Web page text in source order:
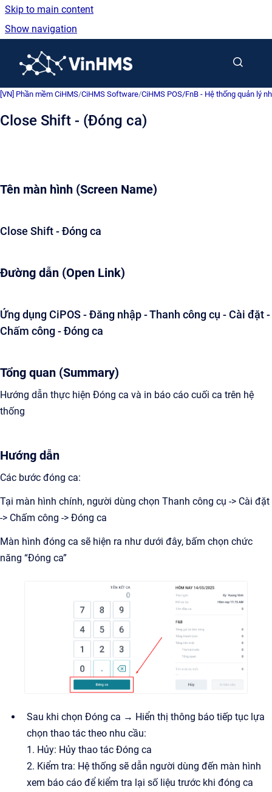
Skip to main content
Show navigation
[VN] Phần mềm CiHMS/CiHMS Software/CiHMS POS/FnB - Hệ thống quản lý
Close Shift - (Đóng ca)
Tên màn hình (Screen Name)
Close Shift - Đóng ca
Đường dẫn (Open Link)
Ứng dụng CiPOS - Đăng nhập - Thanh công cụ - Cài đặt -
Chấm công - Đóng ca
Tổng quan (Summary)
Hướng dẫn thực hiện Đóng ca và in báo cáo cuối ca trên hệ
thống
Hướng dẫn
Các bước đóng ca:
Tại màn hình chính, người dùng chọn Thanh công cụ -> Cài đặt
-> Chấm công -> Đóng ca
Màn hình đóng ca sẽ hiện ra như dưới đây, bấm chọn chức
năng “Đóng ca”
Sau khi chọn Đóng ca → Hiển thị thông báo tiếp tục lựa
chọn thao tác theo nhu cầu:
1. Hủy: Hủy thao tác Đóng ca
2. Kiểm tra: Hệ thống sẽ dẫn người dùng đến màn hình
xem báo cáo để kiểm tra lại số liệu trước khi đóng ca